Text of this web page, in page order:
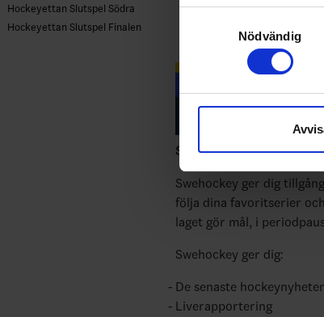
Identifiera din
Ta reda på mer om
eller dra tillbaka ditt
Vi använder
sociala medier och
till de sociala medier
med annan
Nödvändig
Hockeyettan Slutspel Södra
Hockeyettan Slutspel Finalen
Swehockey – Svenska
Swehockey ger dig
följa dina favoritserier
laget gör mål, i
Swehockey ger dig:
De senaste
Liverapportering